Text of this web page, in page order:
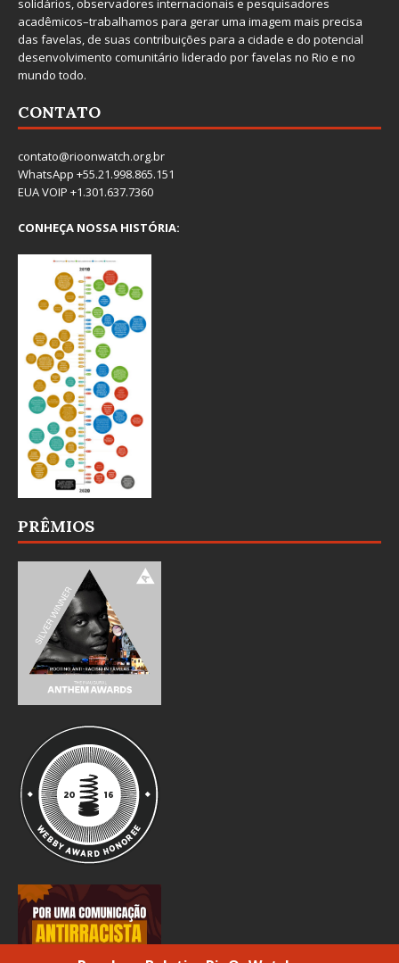
solidários, observadores internacionais e pesquisadores
acadêmicos–trabalhamos para gerar uma imagem mais precisa
das favelas, de suas contribuições para a cidade e do potencial
desenvolvimento comunitário liderado por favelas no Rio e no
mundo todo.
CONTATO
contato@rioonwatch.org.br
WhatsApp +55.21.998.865.151
EUA VOIP +1.301.637.7360
CONHEÇA NOSSA HISTÓRIA:
PRÊMIOS